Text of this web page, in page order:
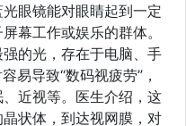
眼镜能对眼睛起到一定
幕工作或娱乐的群体。
的光，存在于电脑、手
易导致“数码视疲劳”，
近视等。医生介绍，这
状体，到达视网膜，对